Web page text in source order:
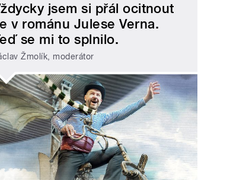
jsem si přál ocitnout
v románu Julese Verna.
se mi to splnilo.
Žmolík, moderátor